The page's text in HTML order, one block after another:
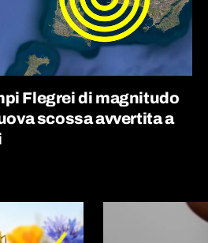
Flegrei di magnitudo
scossa avvertita a